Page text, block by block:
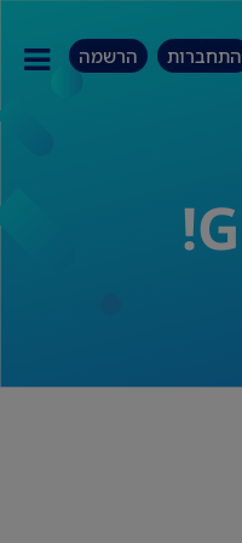
התחברות הרשמה